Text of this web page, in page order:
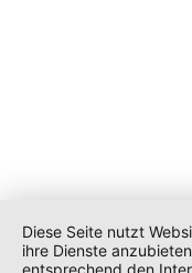
Diese Seite nutzt
ihre Dienste
entsprechend den